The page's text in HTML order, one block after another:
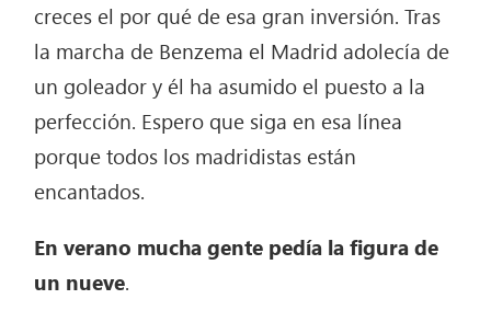
creces el por qué de esa gran inversión. Tras
la marcha de Benzema el Madrid adolecía de
un goleador y él ha asumido el puesto a la
perfección. Espero que siga en esa línea
porque todos los madridistas están
encantados.
En verano mucha gente pedía la figura de
un nueve.